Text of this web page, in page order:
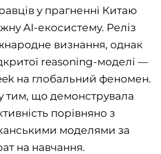
у прагненні Китаю
AI-екосистему. Реліз
визнання, однак
reasoning-моделі —
на глобальний феномен.
тим, що демонструвала
порівняно з
моделями за
на навчання.